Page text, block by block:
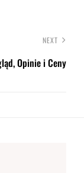
NEXT
Opinie i Ceny